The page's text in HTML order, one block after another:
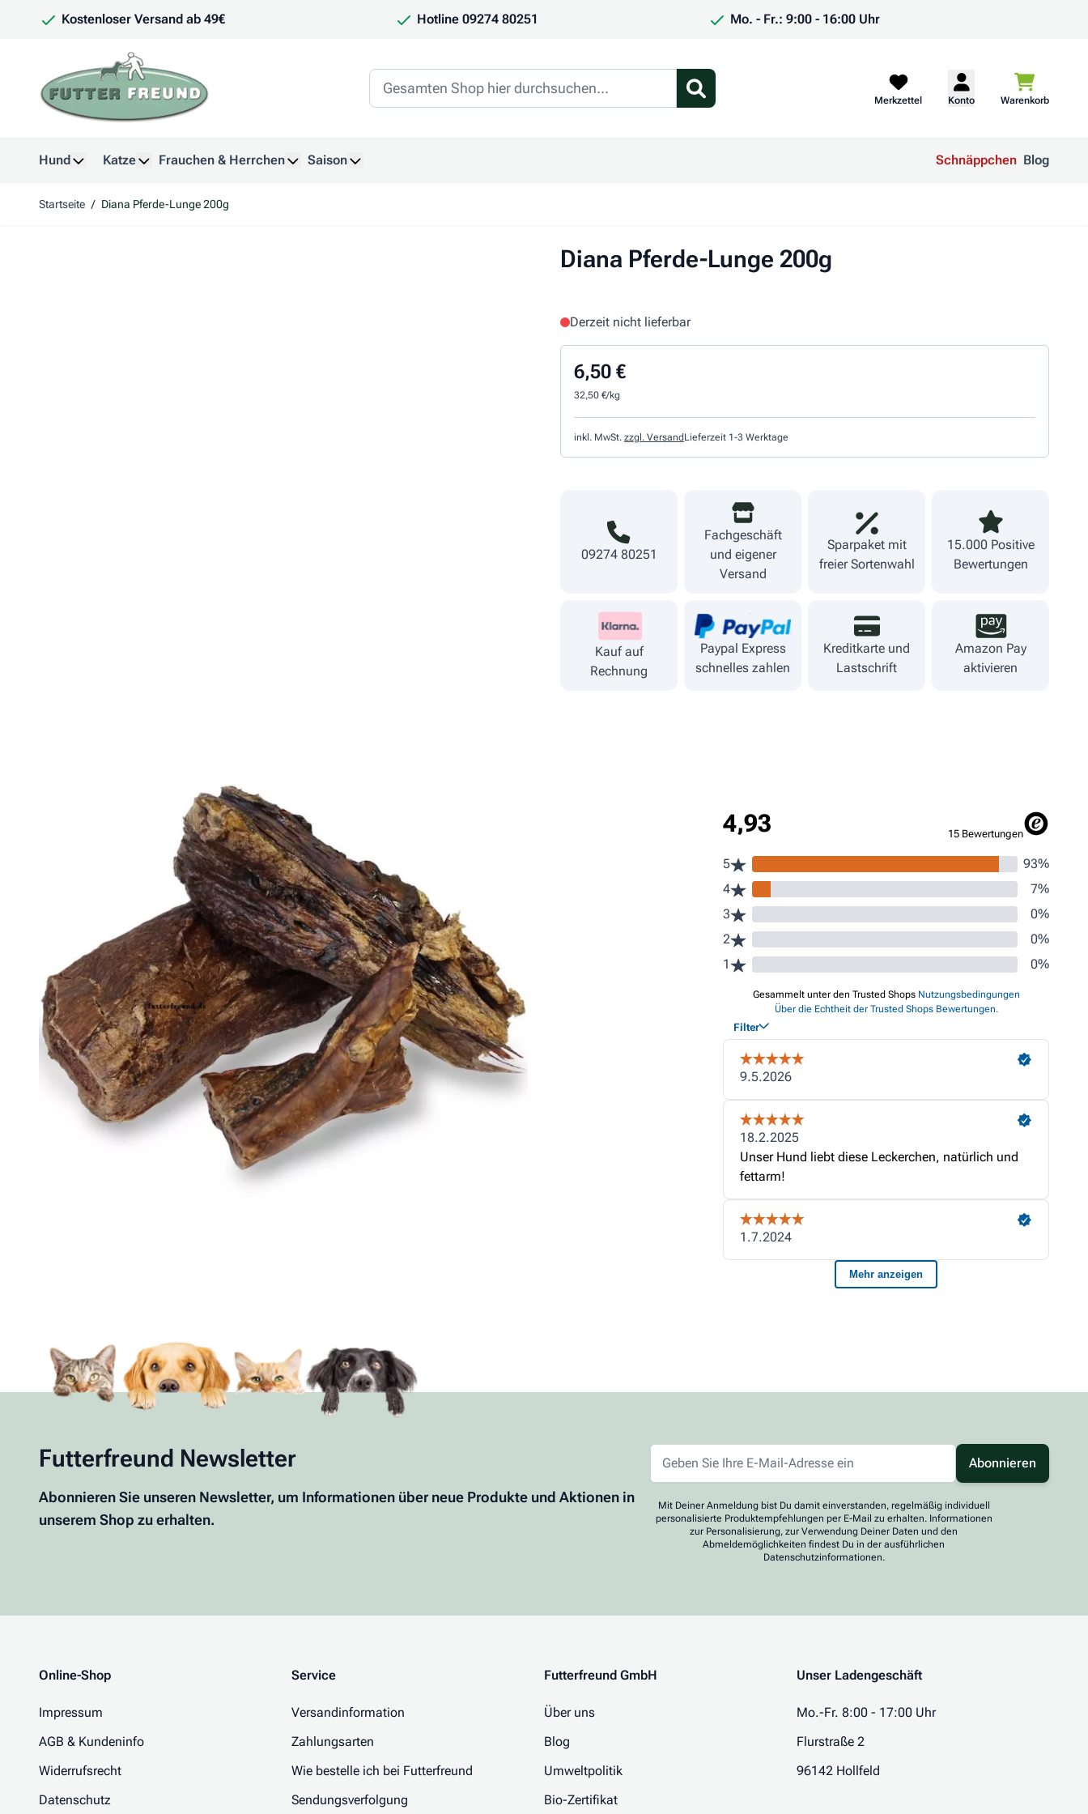
Kostenloser Versand ab 49€ Hotline 09274 80251 Mo. - Fr.: 9:00 - 16:00 Uhr
Merkzettel Konto Warenkorb
Hund
Katze
Frauchen & Herrchen
Saison
Schnäppchen Blog
Startseite / Diana Pferde-Lunge 200g
Diana Pferde-Lunge 200g
Derzeit nicht lieferbar
6,50 €
32,50 €/kg
inkl. MwSt. zzgl. Versand Lieferzeit 1-3 Werktage
09274 80251
Fachgeschäft
und eigener
Versand
Sparpaket mit
freier Sortenwahl
15.000 Positive
Bewertungen
Kauf auf
Rechnung
Paypal Express
schnelles zahlen
Kreditkarte und
Lastschrift
Amazon Pay
aktivieren
Diana Pferde-Lunge - getrocknet
Einzelfuttermittel für Hunde
Zusammen­setzung
Futterfreund Newsletter
Abonnieren Sie unseren Newsletter, um Informationen über neue Produkte und Aktionen in
unserem Shop zu erhalten.
Abonnieren
Mit Deiner Anmeldung bist Du damit einverstanden, regelmäßig individuell
personalisierte Produktempfehlungen per E-Mail zu erhalten. Informationen
zur Personalisierung, zur Verwendung Deiner Daten und den
Abmeldemöglichkeiten findest Du in der ausführlichen
Datenschutzinformationen.
Online-Shop
Impressum
AGB & Kundeninfo
Widerrufsrecht
Datenschutz
Service
Versandinformation
Zahlungsarten
Wie bestelle ich bei Futterfreund
Sendungsverfolgung
Futterfreund GmbH
Über uns
Blog
Umweltpolitik
Bio-Zertifikat
Unser Ladengeschäft
Mo.-Fr. 8:00 - 17:00 Uhr
Flurstraße 2
96142 Hollfeld